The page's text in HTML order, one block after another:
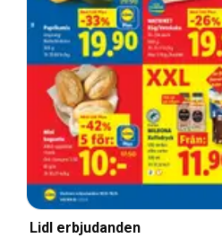
Lidl erbjudanden